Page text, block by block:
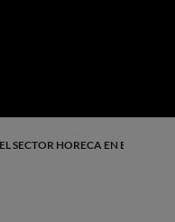
SECTOR HORECA EN ESPAÑA